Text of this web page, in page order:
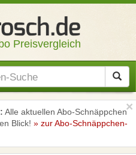
Preisvergleich
Alle aktuellen Abo-Schnäppchen
Blick! » zur Abo-Schnäppchen-
×